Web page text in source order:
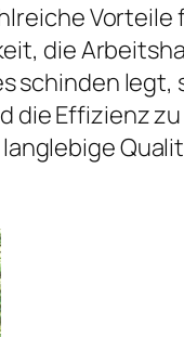
die
schinden
Effizienz